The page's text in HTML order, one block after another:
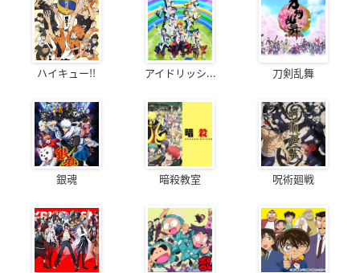
ハイキュー!! アイドリッシ... 刀剣乱舞
銀魂 暗殺教室 呪術廻戦